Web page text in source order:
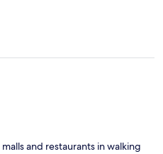
and restaurants in walking